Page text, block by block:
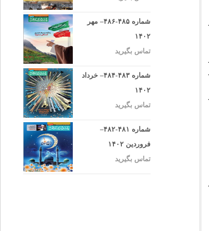
شماره ۴۸۵-۴۸۶– مهر
۱۴۰۲
تماس بگیرید
شماره ۴۸۳-۴۸۴– خرداد
۱۴۰۲
تماس بگیرید
شماره ۴۸۱-۴۸۲–
فروردین ۱۴۰۲
تماس بگیرید